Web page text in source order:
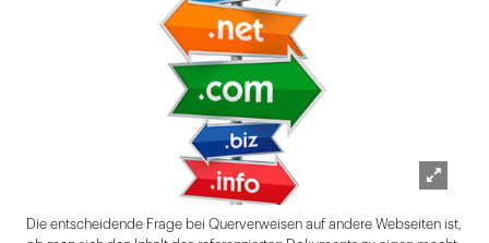
öffnen
Die entscheidende Frage bei Querverweisen auf andere Webseiten ist,